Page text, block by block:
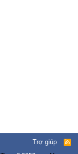
Trợ giúp
R